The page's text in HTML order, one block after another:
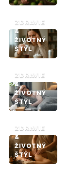
ZDRAVIE
&
ŽIVOTNÝ
ŠTÝL
ZDRAVIE
&
ŽIVOTNÝ
ŠTÝL
ZDRAVIE
&
ŽIVOTNÝ
ŠTÝL